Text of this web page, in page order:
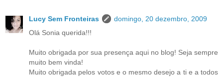
Lucy Sem Fronteiras
domingo, 20 dezembro, 2009
Olá Sonia querida!!!
Muito obrigada por sua presença aqui no blog! Seja sempre
muito bem vinda!
Muito obrigada pelos votos e o mesmo desejo a ti e a todos